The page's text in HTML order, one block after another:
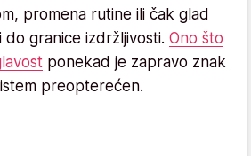
promena rutine ili čak glad
granice izdržljivosti. Ono što
ponekad je zapravo znak
preopterećen.